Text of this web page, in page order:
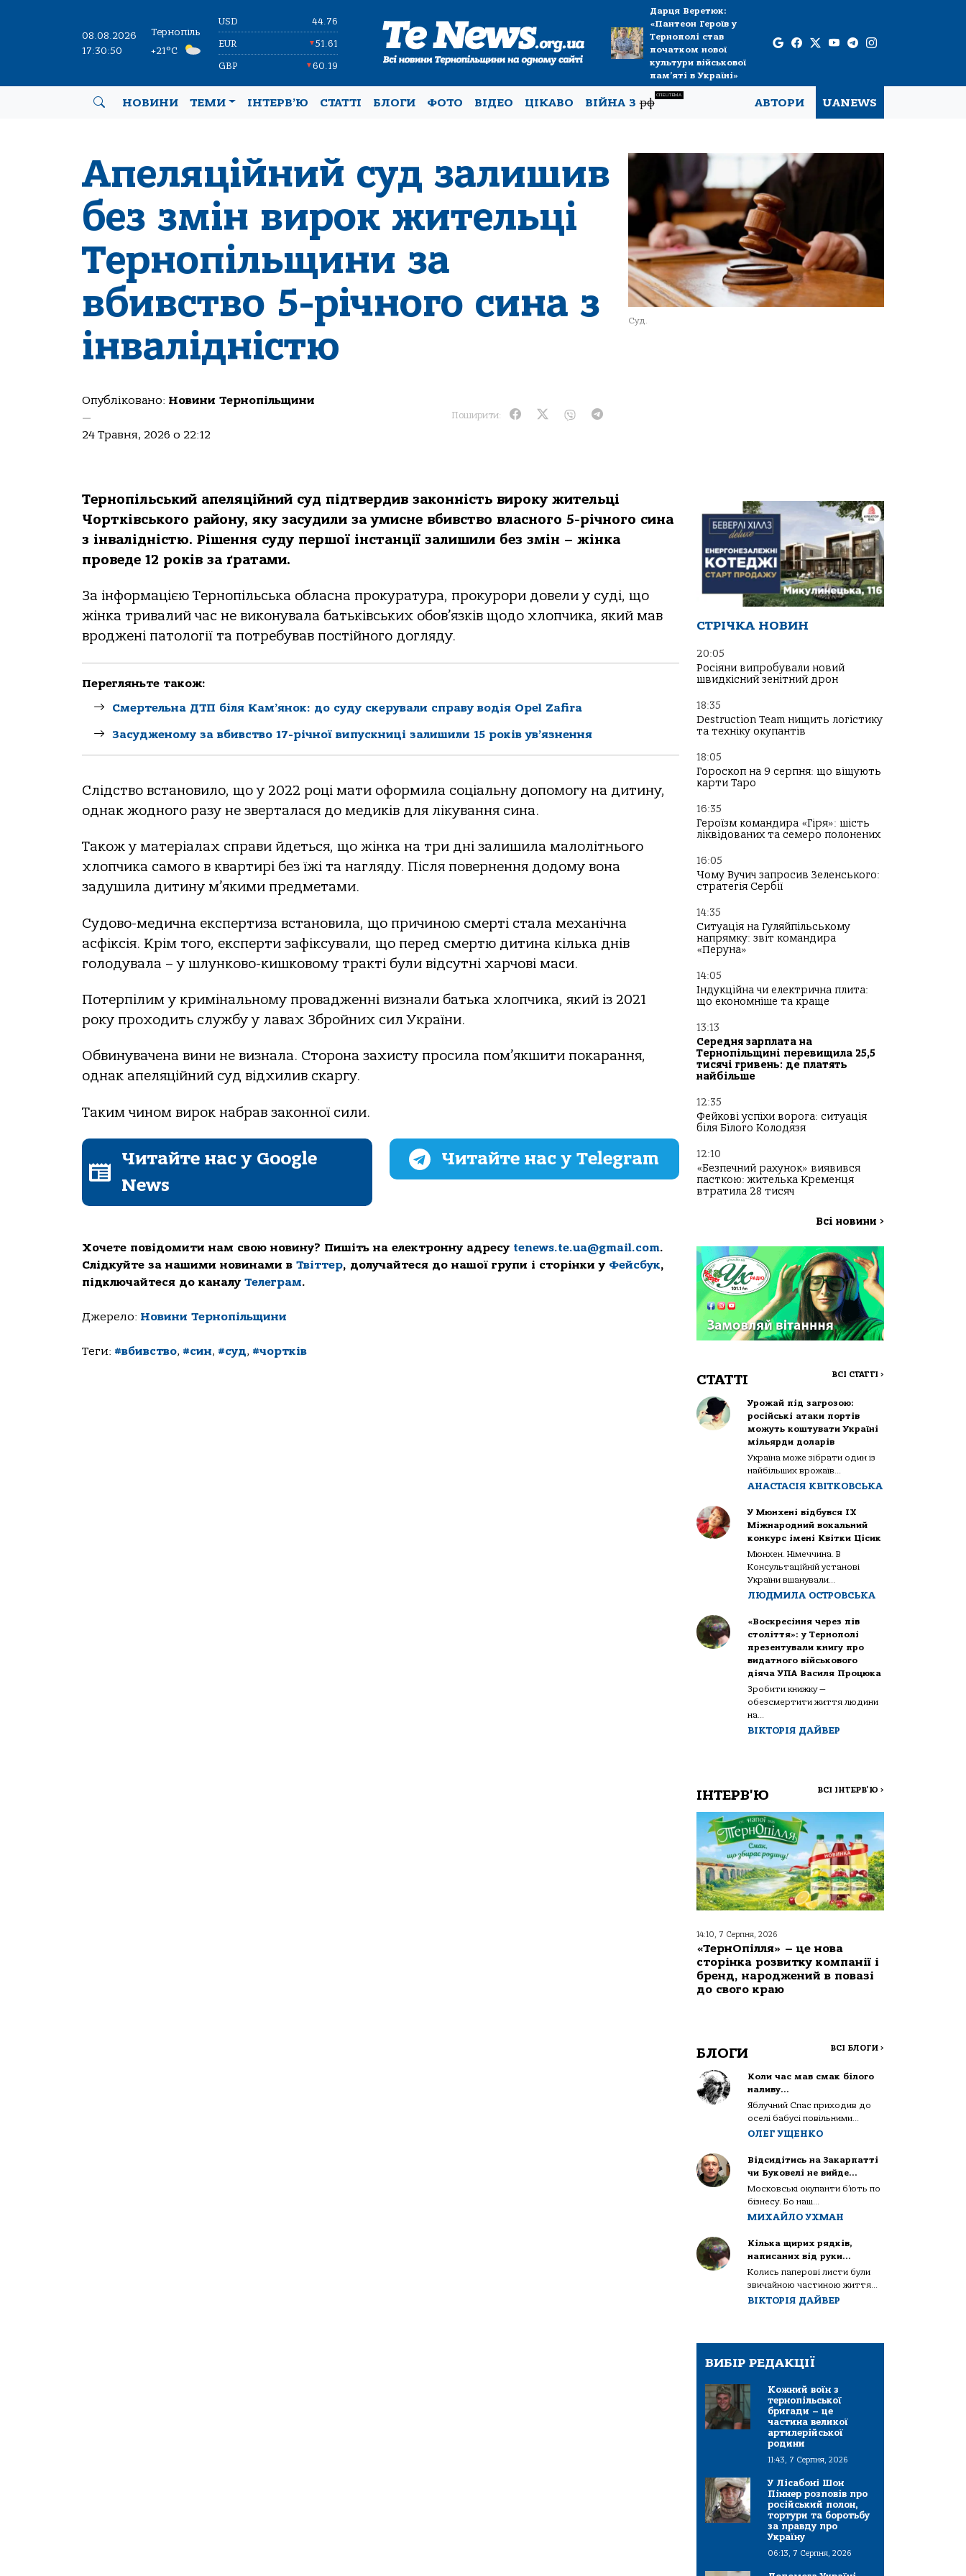
08.08.2026
17:30:51
Тернопіль
+21°C
USD 44.76
EUR ▼51.61
GBP ▼60.19
Дарця Веретюк:
«Пантеон Героїв у
Тернополі став
початком нової
культури військової
пам’яті в Україні»
НОВИНИ ТЕМИ ІНТЕРВ’Ю СТАТТІ БЛОГИ ФОТО ВІДЕО ЦІКАВО ВІЙНА Зрф
СПЕЦТЕМА
АВТОРИ UANEWS
Апеляційний суд залишив
без змін вирок жительці
Тернопільщини за
вбивство 5-річного сина з
інвалідністю
Опубліковано: Новини Тернопільщини
—
24 Травня, 2026 о 22:12
Поширити:
Суд.
Тернопільський апеляційний суд підтвердив законність вироку жительці
Чортківського району, яку засудили за умисне вбивство власного 5-річного сина
з інвалідністю. Рішення суду першої інстанції залишили без змін – жінка
проведе 12 років за ґратами.
За інформацією Тернопільська обласна прокуратура, прокурори довели у суді, що
жінка тривалий час не виконувала батьківських обов’язків щодо хлопчика, який мав
вроджені патології та потребував постійного догляду.
Перегляньте також:
Смертельна ДТП біля Кам’янок: до суду скерували справу водія Opel Zafira
Засудженому за вбивство 17-річної випускниці залишили 15 років ув’язнення
Слідство встановило, що у 2022 році мати оформила соціальну допомогу на дитину,
однак жодного разу не зверталася до медиків для лікування сина.
Також у матеріалах справи йдеться, що жінка на три дні залишила малолітнього
хлопчика самого в квартирі без їжі та нагляду. Після повернення додому вона
задушила дитину м’якими предметами.
Судово-медична експертиза встановила, що причиною смерті стала механічна
асфіксія. Крім того, експерти зафіксували, що перед смертю дитина кілька днів
голодувала – у шлунково-кишковому тракті були відсутні харчові маси.
Потерпілим у кримінальному провадженні визнали батька хлопчика, який із 2021
року проходить службу у лавах Збройних сил України.
Обвинувачена вини не визнала. Сторона захисту просила пом’якшити покарання,
однак апеляційний суд відхилив скаргу.
Таким чином вирок набрав законної сили.
Читайте нас у Google
News
Читайте нас у Telegram
Хочете повідомити нам свою новину? Пишіть на електронну адресу tenews.te.ua@gmail.com.
Слідкуйте за нашими новинами в Твіттер, долучайтеся до нашої групи і сторінки у Фейсбук,
підключайтеся до каналу Телеграм.
Джерело: Новини Тернопільщини
Теги: #вбивство, #син, #суд, #чортків
СТРІЧКА НОВИН
20:05
Росіяни випробували новий
швидкісний зенітний дрон
18:35
Destruction Team нищить логістику
та техніку окупантів
18:05
Гороскоп на 9 серпня: що віщують
карти Таро
16:35
Героїзм командира «Гіря»: шість
ліквідованих та семеро полонених
16:05
Чому Вучич запросив Зеленського:
стратегія Сербії
14:35
Ситуація на Гуляйпільському
напрямку: звіт командира
«Перуна»
14:05
Індукційна чи електрична плита:
що економніше та краще
13:13
Середня зарплата на
Тернопільщині перевищила 25,5
тисячі гривень: де платять
найбільше
12:35
Фейкові успіхи ворога: ситуація
біля Білого Колодязя
12:10
«Безпечний рахунок» виявився
пасткою: жителька Кременця
втратила 28 тисяч
Всі новини >
СТАТТІ ВСІ СТАТТІ >
Урожай під загрозою:
російські атаки портів
можуть коштувати Україні
мільярди доларів
Україна може зібрати один із
найбільших врожаїв...
АНАСТАСІЯ КВІТКОВСЬКА
У Мюнхені відбувся IX
Міжнародний вокальний
конкурс імені Квітки Цісик
Мюнхен. Німеччина. В
Консультаційній установі
України вшанували...
ЛЮДМИЛА ОСТРОВСЬКА
«Воскресіння через пів
століття»: у Тернополі
презентували книгу про
видатного військового
діяча УПА Василя Процюка
Зробити книжку —
обезсмертити життя людини
на...
ВІКТОРІЯ ДАЙВЕР
ІНТЕРВ'Ю ВСІ ІНТЕРВ'Ю >
14:10, 7 Серпня, 2026
«ТернОпілля» – це нова
сторінка розвитку компанії і
бренд, народжений в повазі
до свого краю
БЛОГИ ВСІ БЛОГИ >
Коли час мав смак білого
наливу…
Яблучний Спас приходив до
оселі бабусі повільними...
ОЛЕГ УЩЕНКО
Відсидітись на Закарпатті
чи Буковелі не вийде…
Московські окупанти б’ють по
бізнесу. Бо наш...
МИХАЙЛО УХМАН
Кілька щирих рядків,
написаних від руки…
Колись паперові листи були
звичайною частиною життя...
ВІКТОРІЯ ДАЙВЕР
ВИБІР РЕДАКЦІЇ
Кожний воїн з
тернопільської
бригади – це
частина великої
артилерійської
родини
11:43, 7 Серпня, 2026
У Лісабоні Шон
Піннер розповів про
російський полон,
тортури та боротьбу
за правду про
Україну
06:13, 7 Серпня, 2026